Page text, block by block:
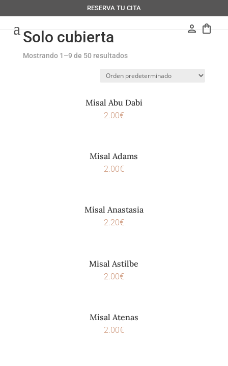
RESERVA TU CITA
person shopping_bag
Solo cubierta
Mostrando 1–9 de 50 resultados
Misal Abu Dabi
2.00€
Misal Adams
2.00€
Misal Anastasia
2.20€
Misal Astilbe
2.00€
Misal Atenas
2.00€